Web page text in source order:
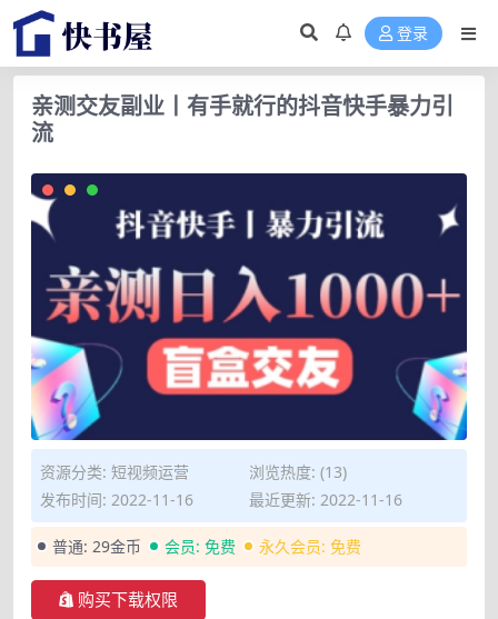
登录
亲测交友副业丨有手就行的抖音快手暴力引
流
资源分类: 短视频运营
浏览热度: (13)
发布时间: 2022-11-16
最近更新: 2022-11-16
普通: 29金币 会员: 免费 永久会员: 免费
购买下载权限